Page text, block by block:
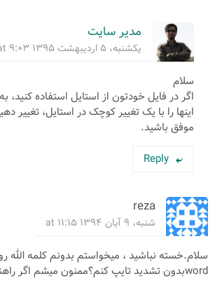
مدیر سایت
یکشنبه، ۵ اردیبهشت ۱۳۹۵ at ۹:۰۳
سلام
اگر در فایل خودتون از استایل استفاده کنید،
اینها را با یک تغییر کوچک در استایل، تغییر
موفق باشید.
Reply
reza
شنبه، ۹ آبان ۱۳۹۴ at ۱۱:۱۵
سلام.خسته نباشید ، میخواستم بدونم کلمه الله
wordبدون تشدید تایپ کنم؟ممنون میشم اگر راهنمایی کنید.